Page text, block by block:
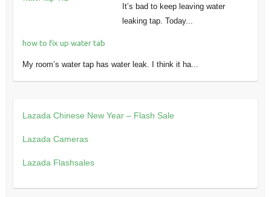
It’s bad to keep leaving water
leaking tap. Today...
how to fix up water tab
My room’s water tap has water leak. I think it ha...
Lazada Chinese New Year – Flash Sale
Lazada Cameras
Lazada Flashsales